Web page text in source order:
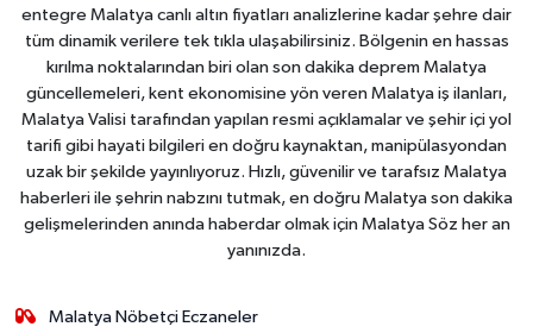
entegre Malatya canlı altın fiyatları analizlerine kadar şehre dair
tüm dinamik verilere tek tıkla ulaşabilirsiniz. Bölgenin en hassas
kırılma noktalarından biri olan son dakika deprem Malatya
güncellemeleri, kent ekonomisine yön veren Malatya iş ilanları,
Malatya Valisi tarafından yapılan resmi açıklamalar ve şehir içi yol
tarifi gibi hayati bilgileri en doğru kaynaktan, manipülasyondan
uzak bir şekilde yayınlıyoruz. Hızlı, güvenilir ve tarafsız Malatya
haberleri ile şehrin nabzını tutmak, en doğru Malatya son dakika
gelişmelerinden anında haberdar olmak için Malatya Söz her an
yanınızda.
Malatya Nöbetçi Eczaneler